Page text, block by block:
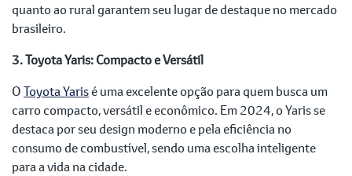
quanto ao rural garantem seu lugar de destaque no mercado
brasileiro.
3. Toyota Yaris: Compacto e Versátil
OToyota Yarisé uma excelente opção para quem busca um
carro compacto, versátil e econômico. Em 2024, o Yaris se
destaca por seu design moderno e pela eficiência no
consumo de combustível, sendo uma escolha inteligente
para a vida na cidade.